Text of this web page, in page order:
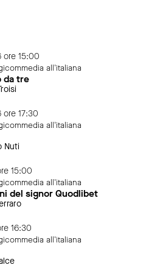
ore 15:00
all'italiana
da tre
17:30
all'italiana
Nuti
15:00
all'italiana
del signor Quodlibet
16:30
all'italiana